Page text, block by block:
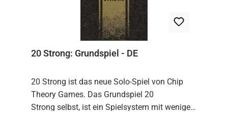
20 Strong: Grundspiel - DE
20 Strong ist das neue Solo-Spiel von Chip
Theory Games. Das Grundspiel 20
Strong selbst, ist ein Spielsystem mit wenigen,